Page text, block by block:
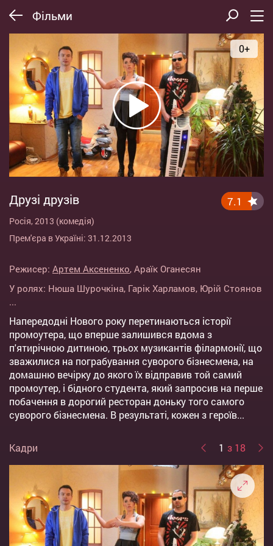
Фільми
0+
Друзі друзів
Росія, 2013 (комедія)
Прем'єра в Україні: 31.12.2013
7.1
Режисер: Артем Аксененко, Араїк Оганесян
У ролях: Нюша Шурочкіна, Гарік Харламов, Юрій Стоянов
...
Напередодні Нового року перетинаються історії
промоутера, що вперше залишився вдома з
п'ятирічною дитиною, трьох музикантів філармонії, що
зважилися на пограбування суворого бізнесмена, на
домашню вечірку до якого їх відправив той самий
промоутер, і бідного студента, який запросив на перше
побачення в дорогий ресторан доньку того самого
суворого бізнесмена. В результаті, кожен з героїв...
Кадри 1 з 18